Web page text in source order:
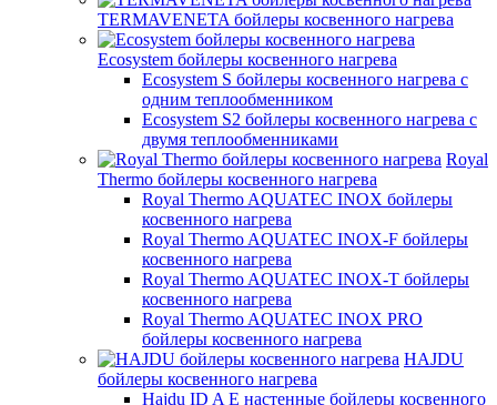
TERMAVENETA бойлеры косвенного нагрева
Ecosystem бойлеры косвенного нагрева
Ecosystem S бойлеры косвенного нагрева с
одним теплообменником
Ecosystem S2 бойлеры косвенного нагрева с
двумя теплообменниками
Royal
Thermo бойлеры косвенного нагрева
Royal Thermo AQUATEC INOX бойлеры
косвенного нагрева
Royal Thermo AQUATEC INOX-F бойлеры
косвенного нагрева
Royal Thermo AQUATEC INOX-T бойлеры
косвенного нагрева
Royal Thermo AQUATEC INOX PRO
бойлеры косвенного нагрева
HAJDU
бойлеры косвенного нагрева
Hajdu ID A E настенные бойлеры косвенного